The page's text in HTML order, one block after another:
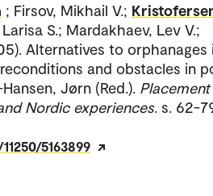
; Firsov, Mikhail V.;
S.; Mardakhaev, Lev V.;
Alternatives to orphanages
and obstacles in
Jørn (Red.).
Nordic experiences. s. 62-
5163899